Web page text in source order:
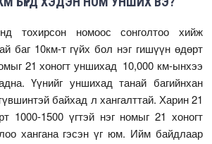
тохирсон номоос сонголтоо хийж
баг 10км-т гүйх бол нэг гишүүн өдөрт
21 хоногт уншихад 10,000 км-ынхээ
Үүнийг уншихад танай багийнхан
байхад л хангалттай. Харин 21
1000-1500 үгтэй нэг номыг 21 хоногт
хангана гэсэн үг юм. Ийм байдлаар